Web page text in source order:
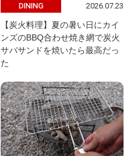
DINING 2026.07.23
【炭火料理】夏の暑い日にカイ
ンズのBBQ合わせ焼き網で炭火
サバサンドを焼いたら最高だっ
た